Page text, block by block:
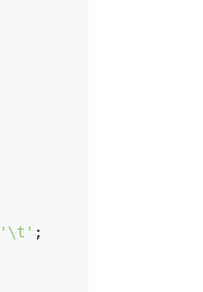
'\t' ;